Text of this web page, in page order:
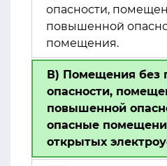
опасности,
повышенной
помещения.
В) Помещения без
опасности,
повышенной
опасные
открытых